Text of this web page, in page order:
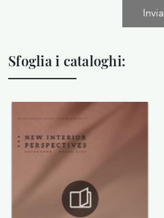
Invia
Sfoglia i cataloghi: